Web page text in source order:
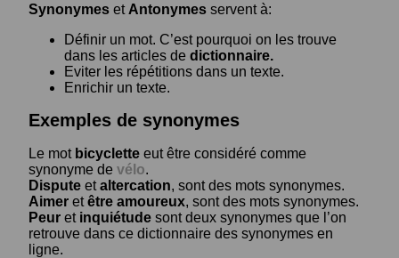
Synonymes et Antonymes servent à:
Définir un mot. C’est pourquoi on les trouve
dans les articles de dictionnaire.
Eviter les répétitions dans un texte.
Enrichir un texte.
Exemples de synonymes
Le mot bicyclette eut être considéré comme
synonyme de vélo.
Dispute etaltercation, sont des mots synonymes.
Aimer etêtre amoureux, sont des mots synonymes.
Peur et inquiétude sont deux synonymes que l’on
retrouve dans ce dictionnaire des synonymes en
ligne.